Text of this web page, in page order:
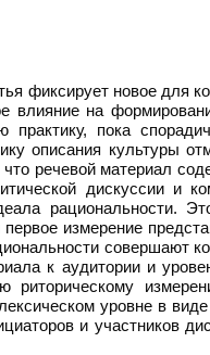
фиксирует новое для
влияние на
практику, пока
описания культуры
речевой материал
дискуссии и
рациональности.
измерение
совершают
к аудитории и
риторическому
уровне в
и участников